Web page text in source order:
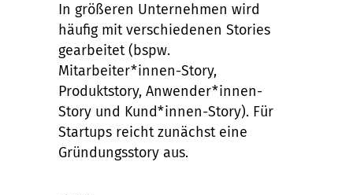
In größeren Unternehmen wird
häufig mit verschiedenen Stories
gearbeitet (bspw.
Mitarbeiter*innen-Story,
Produktstory, Anwender*innen-
Story und Kund*innen-Story). Für
Startups reicht zunächst eine
Gründungsstory aus.